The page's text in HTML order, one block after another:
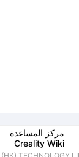
مركز المساعدة
Creality Wiki